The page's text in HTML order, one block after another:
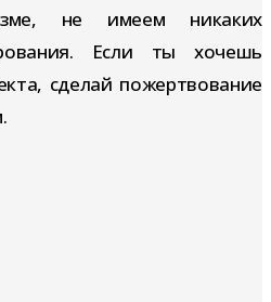
не имеем никаких
Если ты хочешь
сделай пожертвование